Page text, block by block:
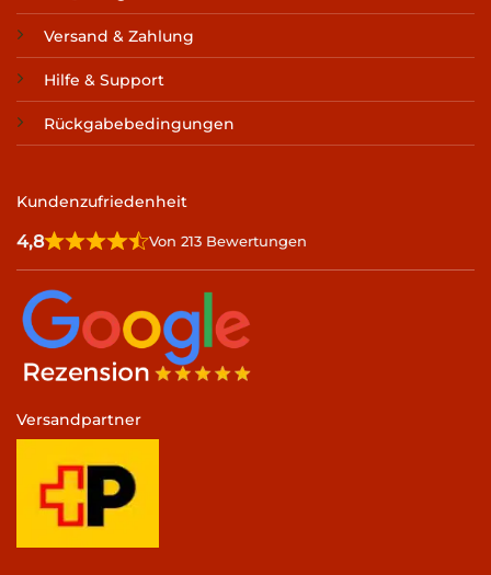
Versand & Zahlung
Hilfe & Support
Rückgabebedingungen
Kundenzufriedenheit
4,8 Von 213 Bewertungen
Versandpartner